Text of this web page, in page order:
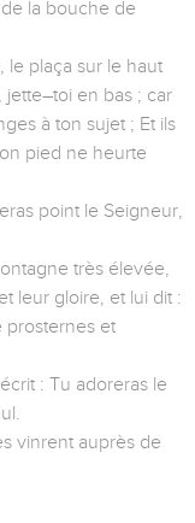
la bouche de
le plaça sur le haut
jette–toi en bas ; car
à ton sujet ; Et ils
pied ne heurte
point le Seigneur,
très élevée,
leur gloire, et lui dit :
prosternes et
: Tu adoreras le
vinrent auprès de